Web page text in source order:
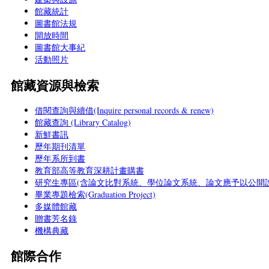
館藏統計
圖書館法規
開放時間
圖書館大事紀
活動照片
館藏資源與檢索
借閱查詢與續借(Inquire personal records & renew)
館藏查詢 (Library Catalog)
新鮮書訊
歷年期刊清單
歷年系所到書
教育部高等教育深耕計畫購書
研究生專區(含論文比對系統、學位論文系統、論文應予以公開
畢業專題檢索(Graduation Project)
多媒體館藏
贈書芳名錄
機構典藏
館際合作